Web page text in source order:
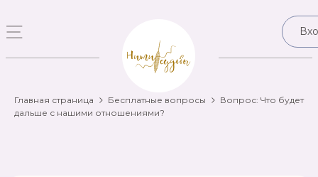
Главная страница Бесплатные вопросы
Вопрос: Что будет
дальше с нашими отношениями?